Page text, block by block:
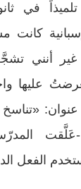
كانت
غير أنني
عليها
عنوان:
عَلَّقت
الفعل